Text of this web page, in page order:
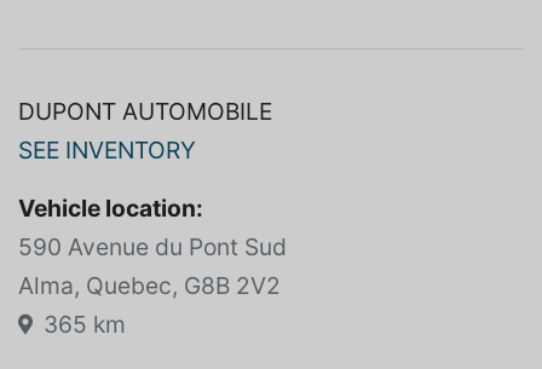
DUPONT AUTOMOBILE
SEE INVENTORY
Vehicle location:
590 Avenue du Pont Sud
Alma, Quebec, G8B 2V2
365 km